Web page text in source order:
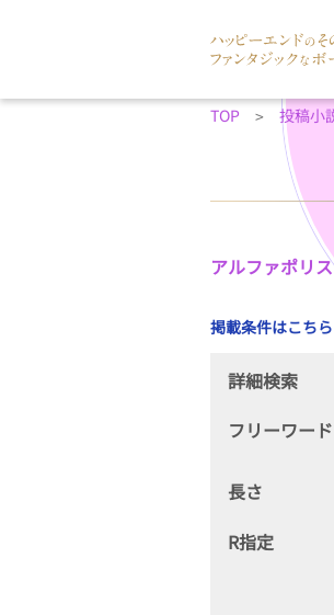
TOP 投稿小
アルファポリス
掲載条件はこちら
詳細検索
フリーワード
長さ
R指定